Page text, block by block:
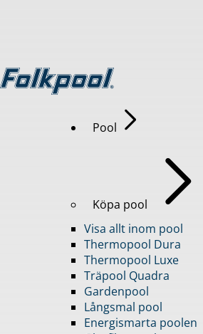
Pool
Köpa pool
Visa allt inom pool
Thermopool Dura
Thermopool Luxe
Träpool Quadra
Gardenpool
Långsmal pool
Energismarta poolen